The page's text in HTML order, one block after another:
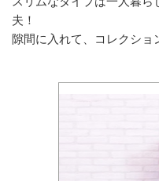
夫！
隙間に入れて、コレクショ